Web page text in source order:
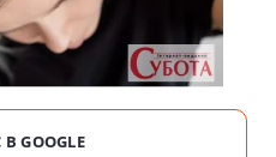
GOOGLE